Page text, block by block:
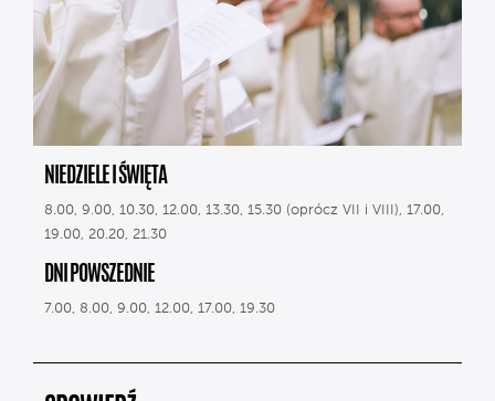
NIEDZIELE I ŚWIĘTA
8.00, 9.00, 10.30, 12.00, 13.30, 15.30 (oprócz VII i VIII), 17.00,
19.00, 20.20, 21.30
DNI POWSZEDNIE
7.00, 8.00, 9.00, 12.00, 17.00, 19.30